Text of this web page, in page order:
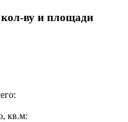
ву и площади
кв.м: